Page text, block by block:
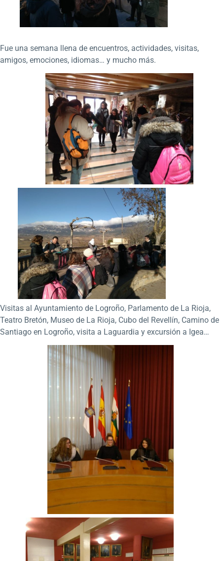
Fue una semana llena de encuentros, actividades, visitas,
amigos, emociones, idiomas… y mucho más.
Visitas al Ayuntamiento de Logroño, Parlamento de La Rioja,
Teatro Bretón, Museo de La Rioja, Cubo del Revellín, Camino de
Santiago en Logroño, visita a Laguardia y excursión a Igea…